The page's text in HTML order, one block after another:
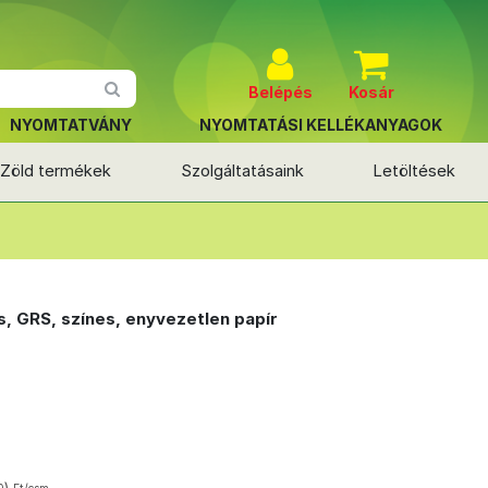
Belépés
Kosár
NYOMTATVÁNY NYOMTATÁSI KELLÉKANYAGOK
Zöld termékek Szolgáltatásaink Letöltések
GRS, színes, enyvezetlen papír